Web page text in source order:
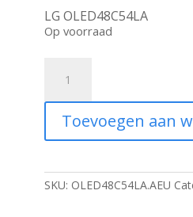
LG OLED48C54LA
Op voorraad
OLED48C54LA
48''
OLED
evo
Smart
TV
Toevoegen aan
SKU: OLED48C54LA.AEU